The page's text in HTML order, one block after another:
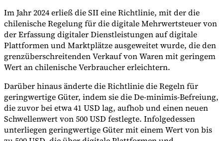
Experts
Unsere AutorenBeitragender werdenWählen Sie einen Experten
Im Jahr 2024 erließ die SII eine Richtlinie, mit der die
chilenische Regelung für die digitale Mehrwertsteuer von
der Erfassung digitaler Dienstleistungen auf digitale
Plattformen und Marktplätze ausgeweitet wurde, die den
grenzüberschreitenden Verkauf von Waren mit geringem
Wert an chilenische Verbraucher erleichtern.
Darüber hinaus änderte die Richtlinie die Regeln für
geringwertige Güter, indem sie die De-minimis-Befreiung,
die zuvor bei etwa 41 USD lag, aufhob und einen neuen
Schwellenwert von 500 USD festlegte. Infolgedessen
unterliegen geringwertige Güter mit einem Wert von bis